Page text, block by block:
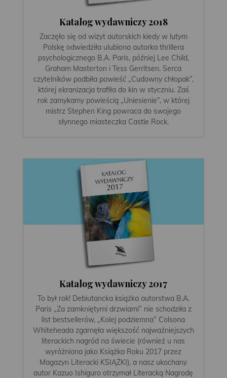
Katalog wydawniczy 2018
Zaczęło się od wizyt autorskich kiedy w lutym
Polskę odwiedziła ulubiona autorka thrillera
psychologicznego B.A. Paris, później Lee Child,
Graham Masterton i Tess Gerritsen. Serca
czytelników podbiła powieść „Cudowny chłopak”,
której ekranizacja trafiła do kin w styczniu. Zaś
rok zamykamy powieścią „Uniesienie”, w której
mistrz Stephen King powraca do swojego
słynnego miasteczka Castle Rock.
Katalog wydawniczy 2017
To był rok! Debiutancka książka autorstwa B.A.
Paris „Za zamkniętymi drzwiami” nie schodziła z
list bestsellerów, „Kolej podziemna” Colsona
Whiteheada zgarnęła większość najważniejszych
literackich nagród na świecie (również u nas
wyróżniona jako Książka Roku 2017 przez
Magazyn Literacki KSIĄŻKI), a nasz ukochany
autor Kazuo Ishiguro otrzymał Literacką Nagrodę